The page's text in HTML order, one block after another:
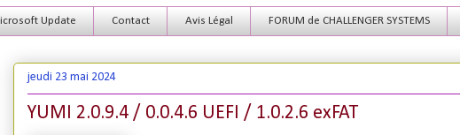
Update Contact Avis Légal FORUM de CHALLENGER SYSTEMS
jeudi 23 mai 2024
YUMI 2.0.9.4 / 0.0.4.6 UEFI / 1.0.2.6 exFAT